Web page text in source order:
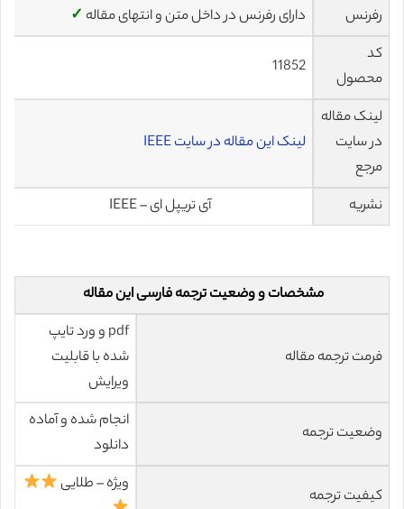
رفرنس دارای رفرنس در داخل متن و انتهای مقاله ✓
کد
محصول
11852
لینک مقاله
در سایت
مرجع
لینک این مقاله در سایت IEEE
نشریه آی تریپل ای – IEEE
مشخصات و وضعیت ترجمه فارسی این مقاله
فرمت ترجمه مقاله
pdf و ورد تایپ
شده با قابلیت
ویرایش
وضعیت ترجمه
انجام شده و آماده
دانلود
کیفیت ترجمه
ویژه – طلایی